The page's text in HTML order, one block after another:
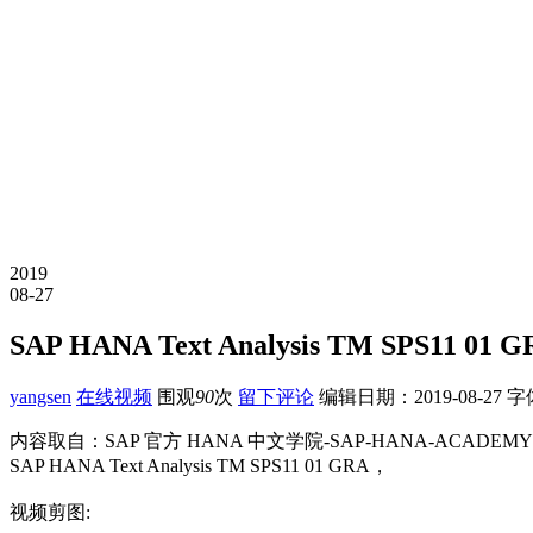
2019
08-27
SAP HANA Text Analysis TM SPS11 01
yangsen 在线视频 围观90次 留下评论 编辑日期： 2019-08-27 字
内容取自：SAP 官方 HANA 中文学院-SAP-HANA-ACADEMY
SAP HANA Text Analysis TM SPS11 01 GRA，
视频剪图: